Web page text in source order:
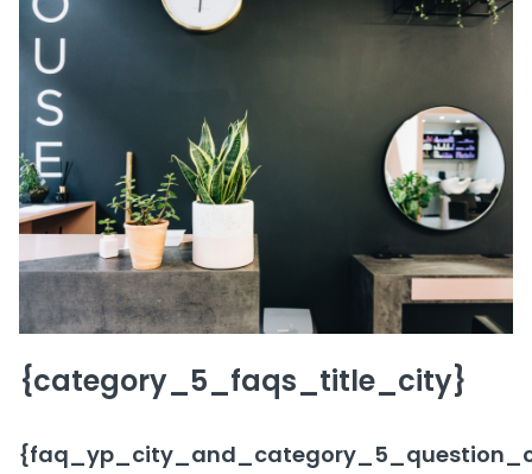
{category_5_faqs_title_city}